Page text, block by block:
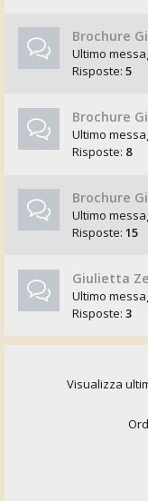
Brochure
Ultimo
Risposte: 5
Brochure
Ultimo
Risposte: 8
Brochure
Ultimo
Risposte: 15
Giulietta
Ultimo
Risposte: 3
Visualizza